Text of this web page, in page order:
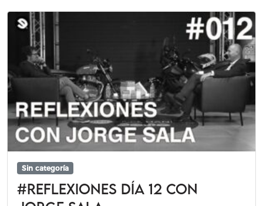
Sin categoría
#REFLEXIONES día 12 con